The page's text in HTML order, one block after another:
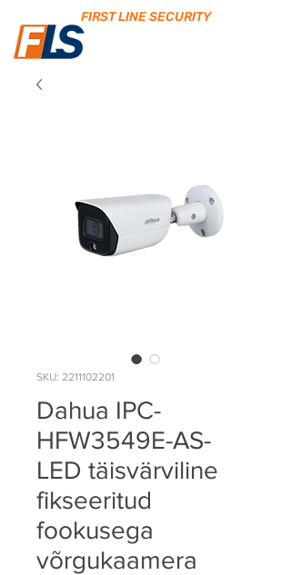
FIRST LINE SECURITY
SKU: 2211102201
Dahua IPC-
HFW3549E-AS-
LED täisvärviline
fikseeritud
fookusega
võrgukaamera